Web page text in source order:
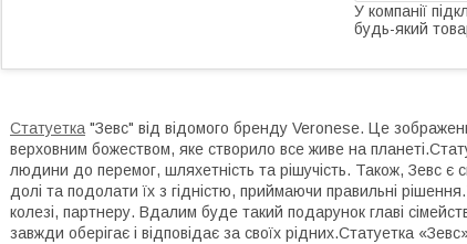
У компанії
будь-який
Статуетка "Зевс" від відомого бренду Veronese. Це
верховним божеством, яке створило все живе на
людини до перемог, шляхетність та рішучість. Також, Зевс є
долі та подолати їх з гідністю, приймаючи правильні
колезі, партнеру. Вдалим буде такий подарунок главі
завжди оберігає і відповідає за своїх рідних.Статуетка